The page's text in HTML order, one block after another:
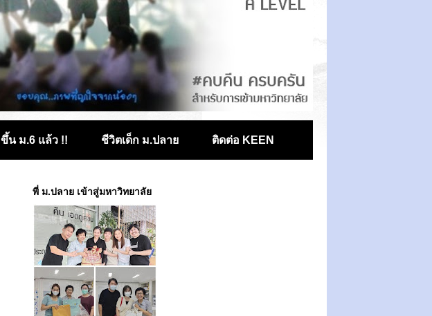
ขึ้น ม.6 แล้ว !! ชีวิตเด็ก ม.ปลาย ติดต่อ KEEN
พี่ ม.ปลาย เข้าสู่มหาวิทยาลัย